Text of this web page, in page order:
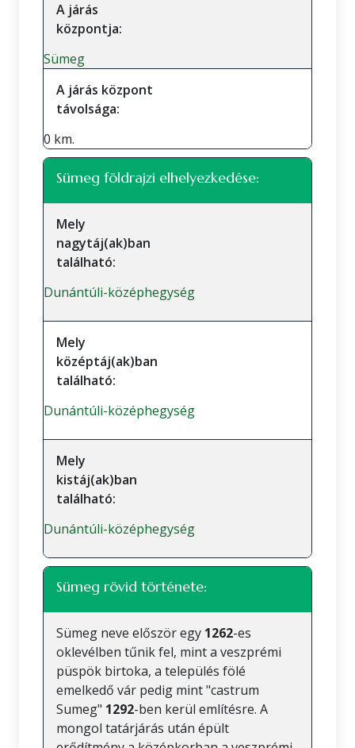
A járás
központja:
Sümeg
A járás központ
távolsága:
0 km.
Sümeg földrajzi elhelyezkedése:
Mely
nagytáj(ak)ban
található:
Dunántúli-középhegység
Mely
középtáj(ak)ban
található:
Dunántúli-középhegység
Mely
kistáj(ak)ban
található:
Dunántúli-középhegység
Sümeg rövid története:
Sümeg neve először egy 1262-es
oklevélben tűnik fel, mint a veszprémi
püspök birtoka, a település fölé
emelkedő vár pedig mint "castrum
Sumeg" 1292-ben kerül említésre. A
mongol tatárjárás után épült